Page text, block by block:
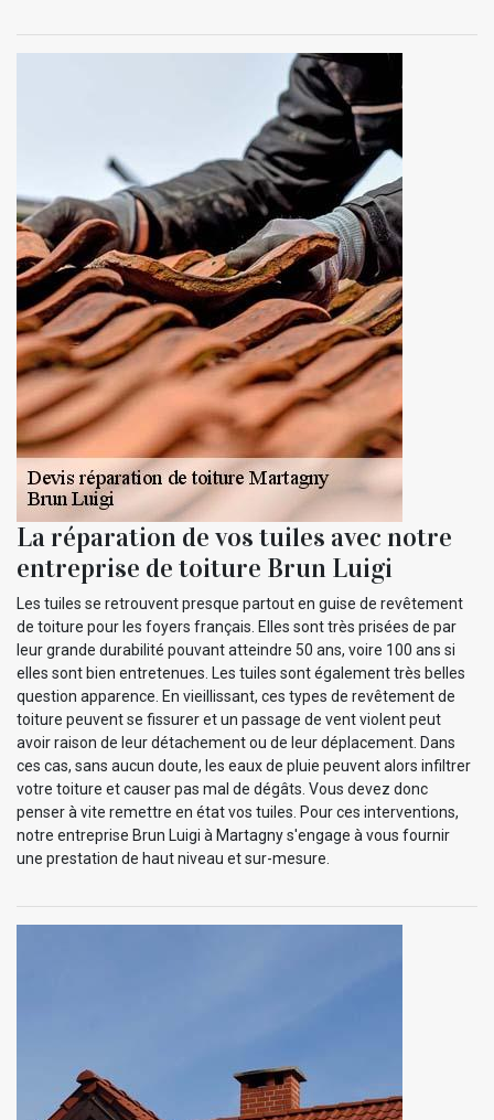
La réparation de vos tuiles avec notre
entreprise de toiture Brun Luigi
Les tuiles se retrouvent presque partout en guise de revêtement
de toiture pour les foyers français. Elles sont très prisées de par
leur grande durabilité pouvant atteindre 50 ans, voire 100 ans si
elles sont bien entretenues. Les tuiles sont également très belles
question apparence. En vieillissant, ces types de revêtement de
toiture peuvent se fissurer et un passage de vent violent peut
avoir raison de leur détachement ou de leur déplacement. Dans
ces cas, sans aucun doute, les eaux de pluie peuvent alors infiltrer
votre toiture et causer pas mal de dégâts. Vous devez donc
penser à vite remettre en état vos tuiles. Pour ces interventions,
notre entreprise Brun Luigi à Martagny s'engage à vous fournir
une prestation de haut niveau et sur-mesure.